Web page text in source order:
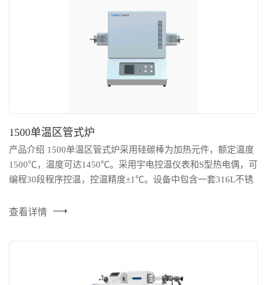
1500单温区管式炉
产品介绍 1500单温区管式炉采用硅碳棒为加热元件，额定温度
1500℃，温度可达1450℃。采用宇电控温仪表和S型热电偶，可
编程30段程序控温，控温精度±1℃。设备中包含一套316L不锈
备、真空或气氛下材料烧结、基片镀膜等实验环境。 型号：
推荐升温速率：≤10°C/min ...
查看详情